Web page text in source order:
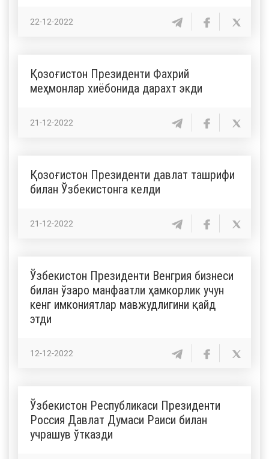
22-12-2022
Қозоғистон Президенти Фахрий
меҳмонлар хиёбонида дарахт экди
21-12-2022
Қозоғистон Президенти давлат ташрифи
билан Ўзбекистонга келди
21-12-2022
Ўзбекистон Президенти Венгрия бизнеси
билан ўзаро манфаатли ҳамкорлик учун
кенг имкониятлар мавжудлигини қайд
этди
12-12-2022
Ўзбекистон Республикаси Президенти
Россия Давлат Думаси Раиси билан
учрашув ўтказди